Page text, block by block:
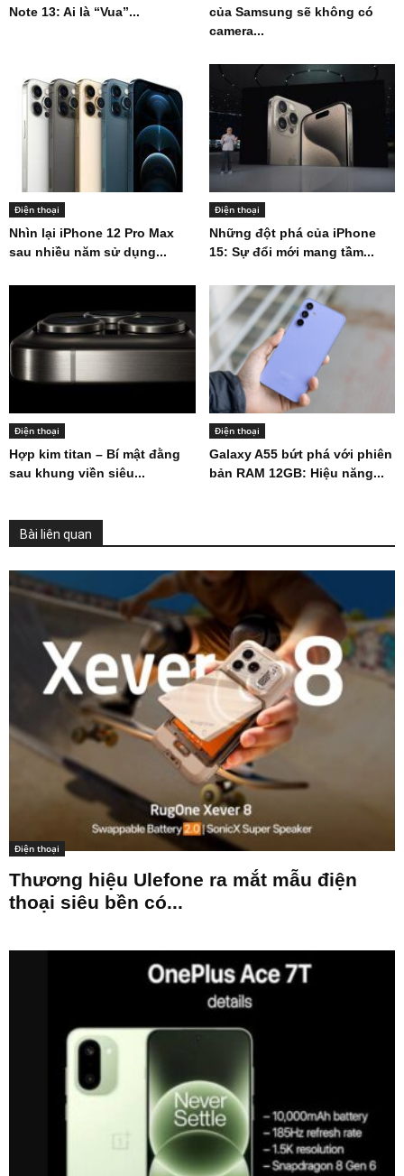
Note 13: Ai là “Vua”...
của Samsung sẽ không có
camera...
Điện thoại
Nhìn lại iPhone 12 Pro Max
sau nhiều năm sử dụng...
Điện thoại
Những đột phá của iPhone
15: Sự đổi mới mang tầm...
Điện thoại
Hợp kim titan – Bí mật đằng
sau khung viền siêu...
Điện thoại
Galaxy A55 bứt phá với phiên
bản RAM 12GB: Hiệu năng...
Bài liên quan
Điện thoại
Thương hiệu Ulefone ra mắt mẫu điện
thoại siêu bền có...